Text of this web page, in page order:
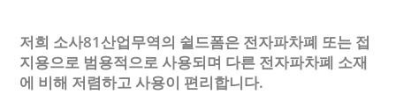
저희 소사81산업무역의 쉴드폼은 전자파차폐 또는 접
지용으로 범용적으로 사용되며 다른 전자파차폐 소재
에 비해 저렴하고 사용이 편리합니다.